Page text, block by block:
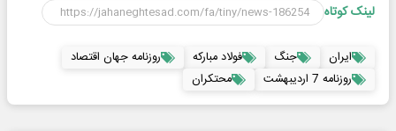
لینک کوتاه
ایران جنگ فولاد مبارکه
روزنامه جهان اقتصاد
روزنامه 7 اردیبهشت
محتکران